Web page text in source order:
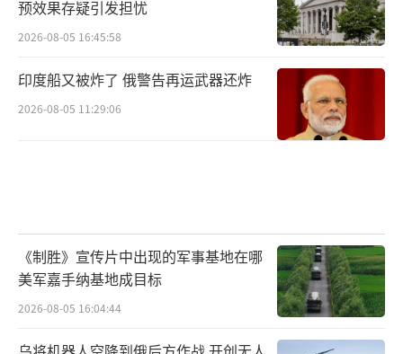
预效果存疑引发担忧
2026-08-05 16:45:58
印度船又被炸了 俄警告再运武器还炸
2026-08-05 11:29:06
《制胜》宣传片中出现的军事基地在哪
美军嘉手纳基地成目标
2026-08-05 16:04:44